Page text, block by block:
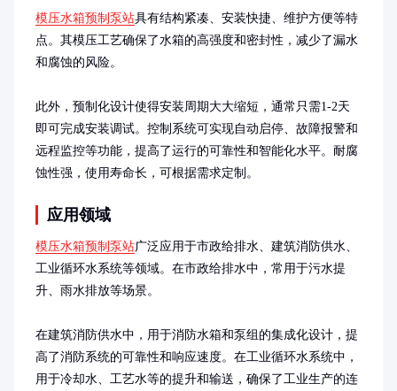
模压水箱预制泵站具有结构紧凑、安装快捷、维护方便等特
点。其模压工艺确保了水箱的高强度和密封性，减少了漏水
和腐蚀的风险。
此外，预制化设计使得安装周期大大缩短，通常只需1-2天
即可完成安装调试。控制系统可实现自动启停、故障报警和
远程监控等功能，提高了运行的可靠性和智能化水平。耐腐
蚀性强，使用寿命长，可根据需求定制。
应用领域
模压水箱预制泵站广泛应用于市政给排水、建筑消防供水、
工业循环水系统等领域。在市政给排水中，常用于污水提
升、雨水排放等场景。
在建筑消防供水中，用于消防水箱和泵组的集成化设计，提
高了消防系统的可靠性和响应速度。在工业循环水系统中，
用于冷却水、工艺水等的提升和输送，确保了工业生产的连